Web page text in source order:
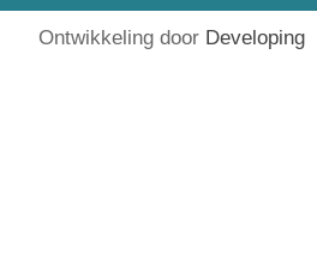
Ontwikkeling door Developing